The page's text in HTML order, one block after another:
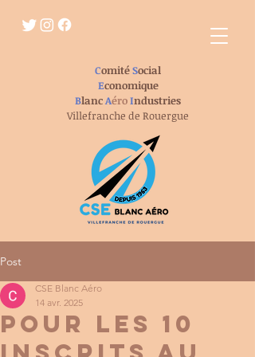
ComitéSocial
Economique
BlancAéroIndustries
Villefranche de Rouergue
Post
pour les 10
CSE Blanc Aéro
14 avr. 2025